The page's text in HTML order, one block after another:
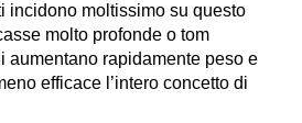
incidono moltissimo su questo
molto profonde o tom
aumentano rapidamente peso e
efficace l’intero concetto di